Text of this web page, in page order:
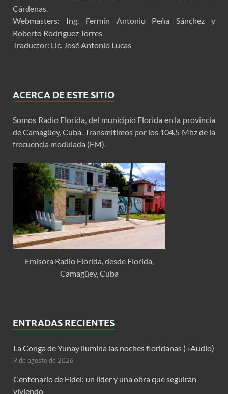
Cárdenas.
Webmasters: Ing. Fermín Antonio Peña Sánchez y
Roberto Rodríguez Torres
Traductor: Lic. José Antonio Lucas
ACERCA DE ESTE SITIO
Somos Radio Florida, del municipio Florida en la provincia
de Camagüey, Cuba. Transmitimos por los 104.5 Mhz de la
frecuencia modulada (FM).
Emisora Radio Florida, desde Florida,
Camagüey, Cuba
ENTRADAS RECIENTES
La Conga de Yunay ilumina las noches floridanas (+Audio)
9 de agosto de 2026
Centenario de Fidel: un líder y una obra que seguirán
viviendo